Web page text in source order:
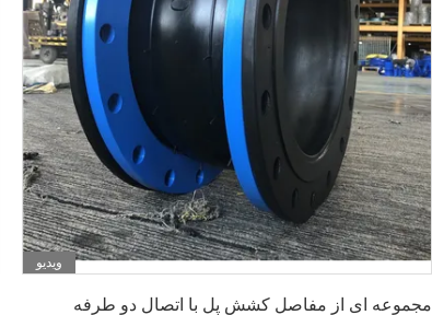
ویدیو
مجموعه ای از مفاصل کشش پل با اتصال دو طرفه